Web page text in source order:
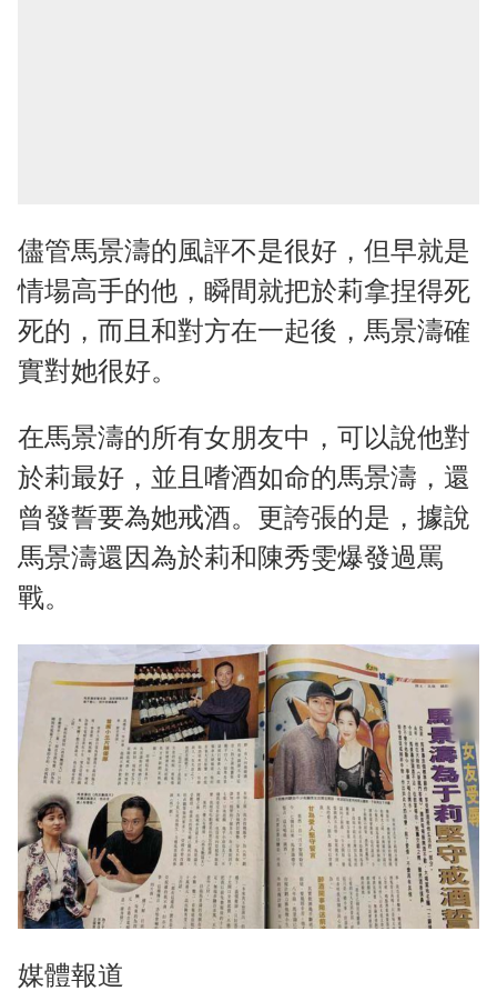
儘管馬景濤的風評不是很好，但早就是
情場高手的他，瞬間就把於莉拿捏得死
死的，而且和對方在一起後，馬景濤確
實對她很好。
在馬景濤的所有女朋友中，可以說他對
於莉最好，並且嗜酒如命的馬景濤，還
曾發誓要為她戒酒。更誇張的是，據說
馬景濤還因為於莉和陳秀雯爆發過罵
戰。
媒體報道